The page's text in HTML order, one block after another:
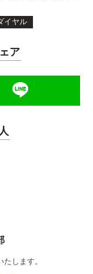
イヤル
ア
します。